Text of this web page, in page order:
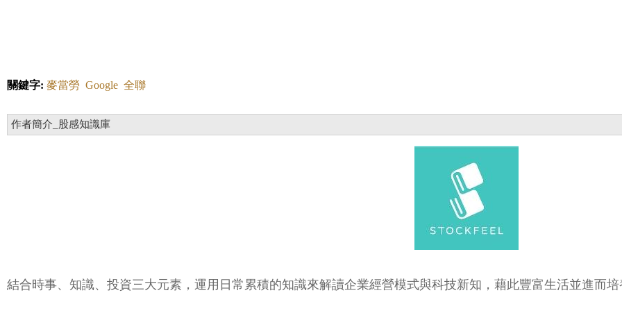
關鍵字: 麥當勞 Google 全聯
作者簡介_股感知識庫
結合時事、知識、投資三大元素，運用日常累積的知識來解讀企業經營模式與科技新知，藉此豐富生活並進而培